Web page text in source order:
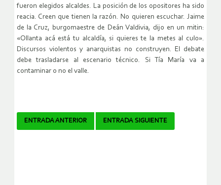
fueron elegidos alcaldes. La posición de los opositores ha sido
reacia. Creen que tienen la razón. No quieren escuchar. Jaime
de la Cruz, burgomaestre de Deán Valdivia, dijo en un mitin:
«Ollanta acá está tu alcaldía, si quieres te la metes al culo».
Discursos violentos y anarquistas no construyen. El debate
debe trasladarse al escenario técnico. Si Tía María va a
contaminar o no el valle.
Navegador
ENTRADA ANTERIOR ENTRADA SIGUIENTE